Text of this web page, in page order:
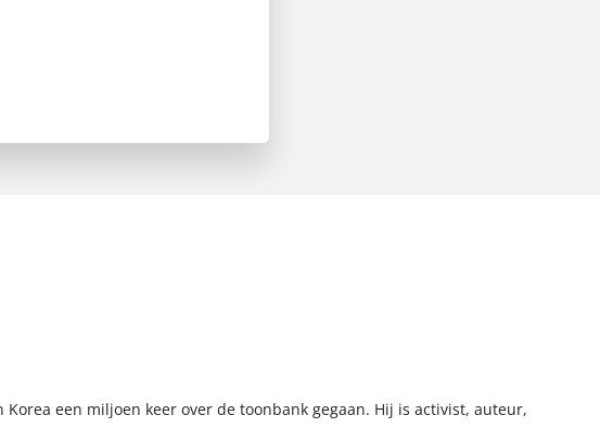
een miljoen keer over de toonbank gegaan. Hij is activist, auteur,